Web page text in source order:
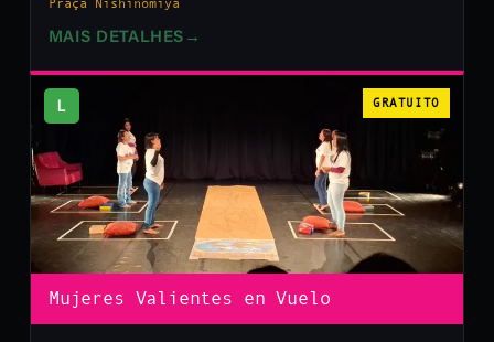
MAIS DETALHES →
L GRATUITO
Mujeres Valientes en Vuelo